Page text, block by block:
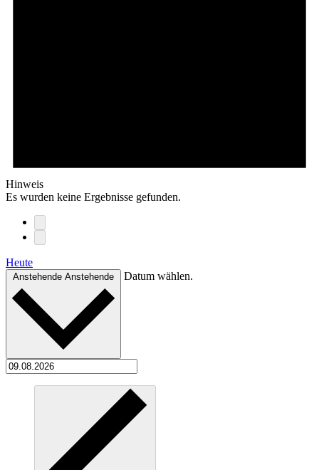
Hinweis
Es wurden keine Ergebnisse gefunden.
Heute
Anstehende Anstehende Datum wählen.